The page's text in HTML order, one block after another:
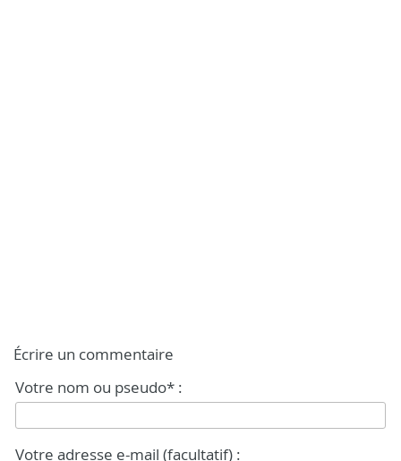
Écrire un commentaire
Votre nom ou pseudo* :
Votre adresse e-mail (facultatif) :